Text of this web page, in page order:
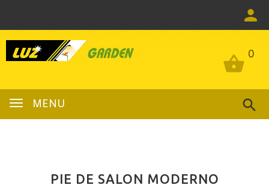
0
MENU
0
PIE DE SALON MODERNO